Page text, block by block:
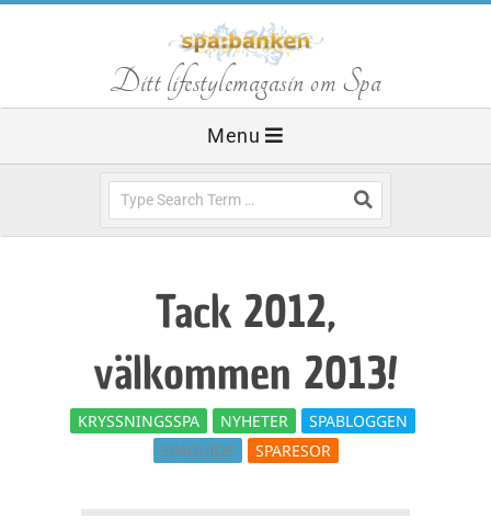
S
p
a
Ditt lifestylemagasin om Spa
Menu
Tack 2012,
välkommen 2013!
KRYSSNINGSSPA NYHETER
SPABLOGGEN
SPAGUIDE
SPARESOR